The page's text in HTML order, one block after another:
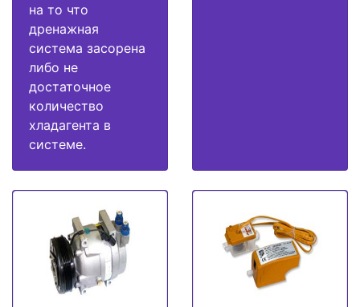
на то что
дренажная
система засорена
либо не
достаточное
количество
хладагента в
системе.